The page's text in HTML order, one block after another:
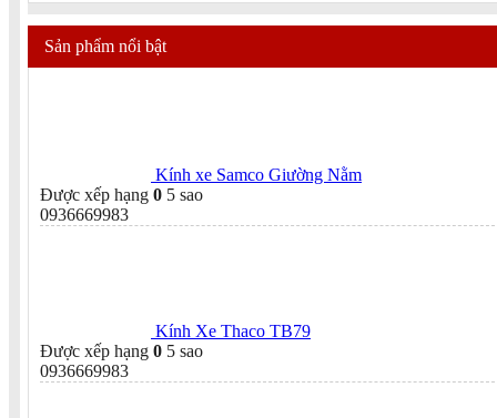
Sản phẩm nổi bật
Kính xe Samco Giường Nằm
Được xếp hạng 0 5 sao
0936669983
Kính Xe Thaco TB79
Được xếp hạng 0 5 sao
0936669983